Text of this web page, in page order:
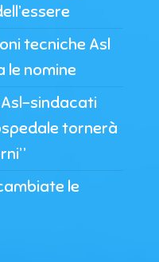
tecniche Asl
le nomine
sindacati
tornerà
le